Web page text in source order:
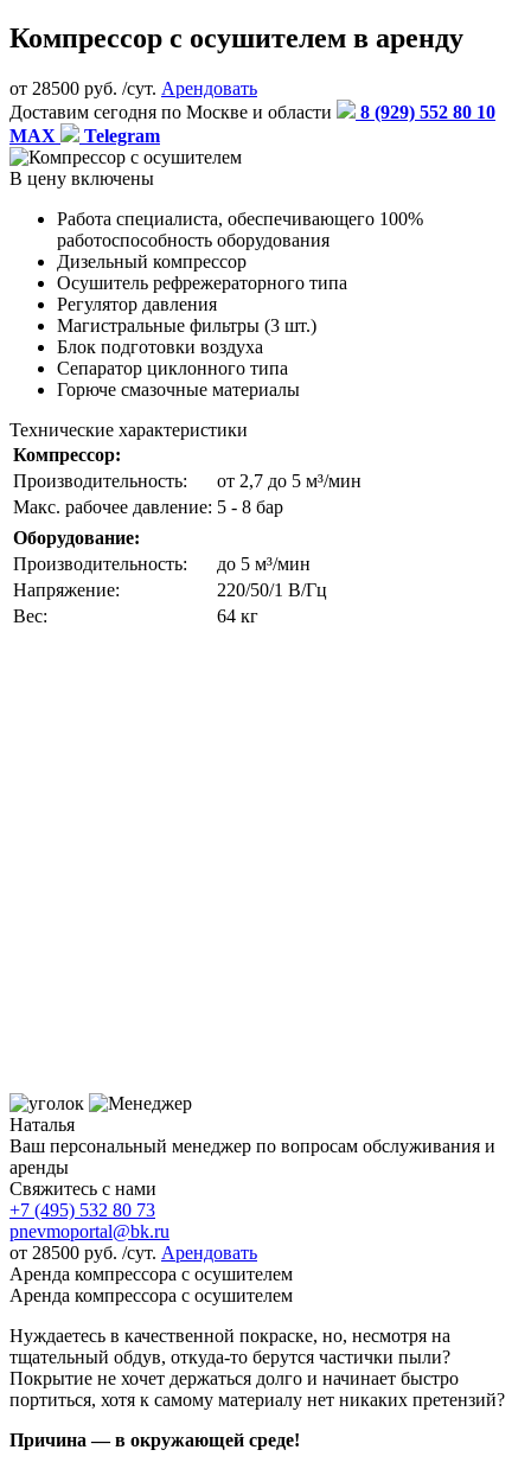
Компрессор с осушителем в аренду
от 28500 руб. /сут. Арендовать
Доставим сегодня по Москве и области
8 (929) 552 80 10
MAX
Telegram
В цену включены
Работа специалиста, обеспечивающего 100%
работоспособность оборудования
Дизельный компрессор
Осушитель рефрежераторного типа
Регулятор давления
Магистральные фильтры (3 шт.)
Блок подготовки воздуха
Сепаратор циклонного типа
Горюче смазочные материалы
Технические характеристики
Компрессор:
Производительность:
от 2,7 до 5 м³/мин
Макс. рабочее давление: 5 - 8 бар
Оборудование:
Производительность:
до 5 м³/мин
Напряжение:
220/50/1 В/Гц
Вес:
64 кг
Наталья
Ваш персональный менеджер по вопросам обслуживания и
аренды
Свяжитесь с нами
+7 (495) 532 80 73
pnevmoportal@bk.ru
от 28500 руб. /сут. Арендовать
Аренда компрессора с осушителем
Аренда компрессора с осушителем
Нуждаетесь в качественной покраске, но, несмотря на
тщательный обдув, откуда-то берутся частички пыли?
Покрытие не хочет держаться долго и начинает быстро
портиться, хотя к самому материалу нет никаких претензий?
Причина — в окружающей среде!